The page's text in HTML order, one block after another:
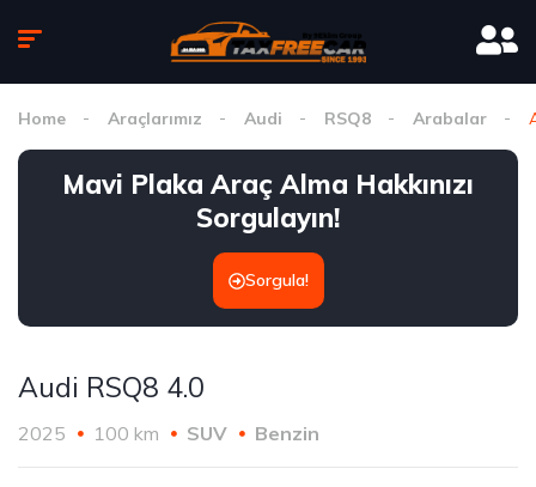
Home Araçlarımız Audi RSQ8 Arabalar
Mavi Plaka Araç Alma Hakkınızı
Sorgulayın!
Sorgula!
Audi RSQ8 4.0
2025 100 km SUV Benzin